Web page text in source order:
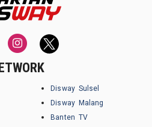
Disway Sulsel
Disway Malang
Banten TV